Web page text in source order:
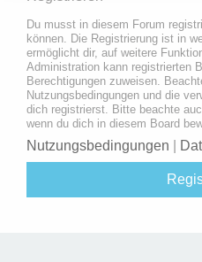
Du musst in diesem Forum
können. Die Registrierung ist in
ermöglicht dir, auf weitere
Administration kann registrierten
Berechtigungen zuweisen.
Nutzungsbedingungen und die
dich registrierst. Bitte beachte
wenn du dich in diesem Board
Nutzungsbedingungen